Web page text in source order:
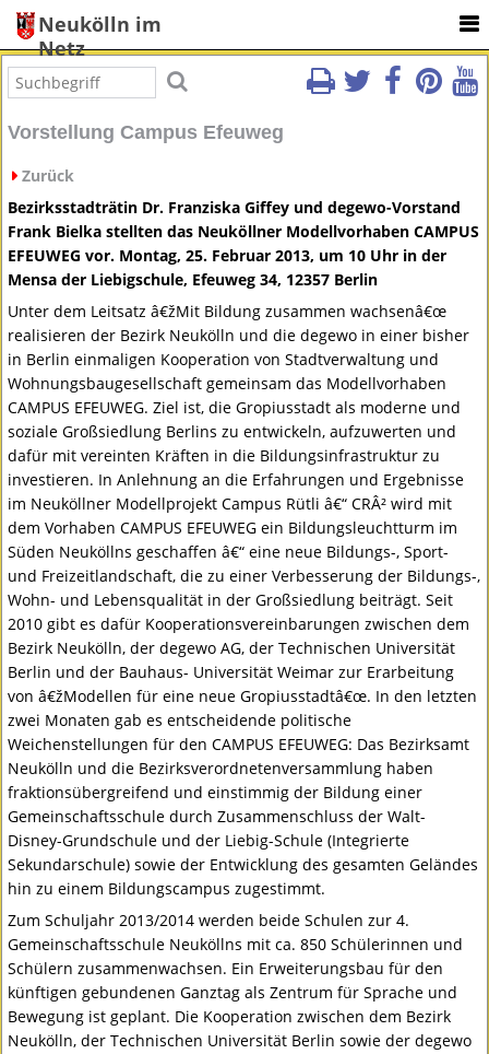
Neukölln im
Netz
Vorstellung Campus Efeuweg
Zurück
Bezirksstadträtin Dr. Franziska Giffey und degewo-Vorstand
Frank Bielka stellten das Neuköllner ModellvorhabenCAMPUS
EFEUWEG vor. Montag, 25. Februar 2013, um 10 Uhr in der
Mensa der Liebigschule, Efeuweg 34, 12357 Berlin
Unter dem Leitsatz â€žMit Bildung zusammen wachsenâ€œ
realisieren der Bezirk Neukölln und die degewo in einer bisher
in Berlin einmaligen Kooperation von Stadtverwaltung und
Wohnungsbaugesellschaft gemeinsam das Modellvorhaben
CAMPUS EFEUWEG. Ziel ist, die Gropiusstadt als moderne und
soziale Großsiedlung Berlins zu entwickeln, aufzuwerten und
dafür mit vereinten Kräften in die Bildungsinfrastruktur zu
investieren. In Anlehnung an die Erfahrungen und Ergebnisse
im Neuköllner Modellprojekt Campus Rütli â€“ CRÂ² wird mit
dem VorhabenCAMPUS EFEUWEG ein Bildungsleuchtturm im
Süden Neuköllns geschaffen â€“ eine neue Bildungs-, Sport-
und Freizeitlandschaft, die zu einer Verbesserung der Bildungs-,
Wohn- und Lebensqualität in der Großsiedlung beiträgt. Seit
2010 gibt es dafür Kooperationsvereinbarungen zwischen dem
Bezirk Neukölln, der degewo AG, der Technischen Universität
Berlin und der Bauhaus- Universität Weimar zur Erarbeitung
von â€žModellen für eine neue Gropiusstadtâ€œ. In den letzten
zwei Monaten gab es entscheidende politische
Weichenstellungen für denCAMPUS EFEUWEG: Das Bezirksamt
Neukölln und die Bezirksverordnetenversammlung haben
fraktionsübergreifend und einstimmig der Bildung einer
Gemeinschaftsschule durch Zusammenschluss der Walt-
Disney-Grundschule und der Liebig-Schule (Integrierte
Sekundarschule) sowie der Entwicklung des gesamten Geländes
hin zu einem Bildungscampus zugestimmt.
Zum Schuljahr 2013/2014 werden beide Schulen zur 4.
Gemeinschaftsschule Neuköllns mit ca. 850 Schülerinnen und
Schülern zusammenwachsen. Ein Erweiterungsbau für den
künftigen gebundenen Ganztag als Zentrum für Sprache und
Bewegung ist geplant. Die Kooperation zwischen dem Bezirk
Neukölln, der Technischen Universität Berlin sowie der degewo